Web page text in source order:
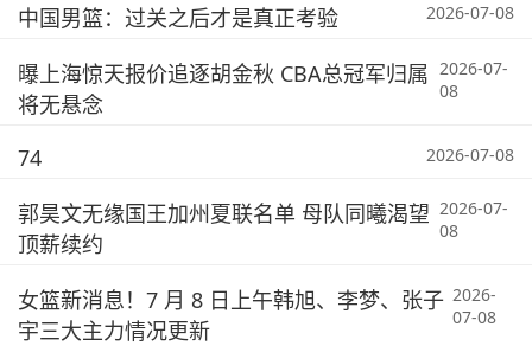
中国男篮：过关之后才是真正考验 2026-07-08
曝上海惊天报价追逐胡金秋 CBA总冠军归属
将无悬念
2026-07-
08
74 2026-07-08
郭昊文无缘国王加州夏联名单 母队同曦渴望
顶薪续约
2026-07-
08
女篮新消息！7 月 8 日上午韩旭、李梦、张子
宇三大主力情况更新
2026-
07-08